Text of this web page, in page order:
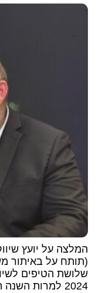
על יועץ שיווק
על באיתור
הטיפים לשיווק
למרות השנה הקשה